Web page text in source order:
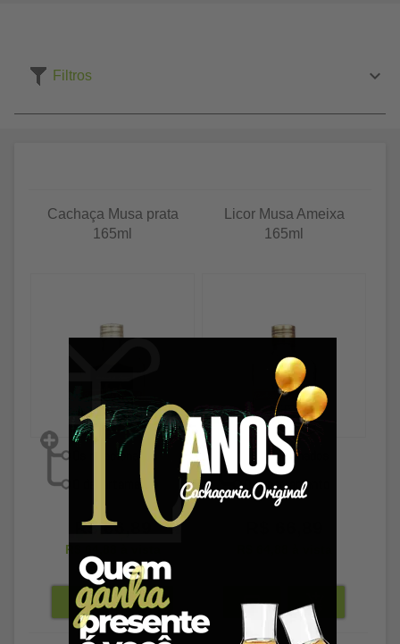
Filtros
Cachaça Musa prata
165ml
R$ 66,89
R$ 64,88
Licor Musa Ameixa
165ml